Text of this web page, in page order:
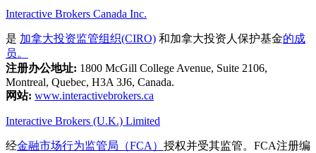
Interactive Brokers Canada Inc.
是 加拿大投资监管组织(CIRO) 和加拿大投资人保护基金的成
员。
注册办公地址: 1800 McGill College Avenue, Suite 2106,
Montreal, Quebec, H3A 3J6, Canada.
网站: www.interactivebrokers.ca
Interactive Brokers (U.K.) Limited
经金融市场行为监管局（FCA） 授权并受其监管。FCA注册编